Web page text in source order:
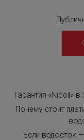
Гарантия «Nicoll»
Почему стоит
Если водосток